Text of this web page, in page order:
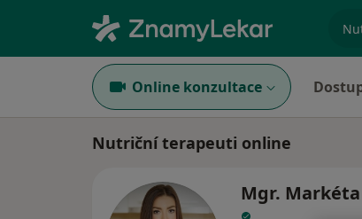
Online konzultace
Nutriční terapeuti online
Mgr.